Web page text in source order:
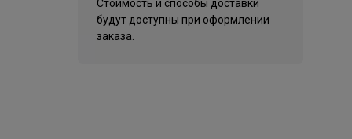
Стоимость и способы доставки
будут доступны при оформлении
заказа.